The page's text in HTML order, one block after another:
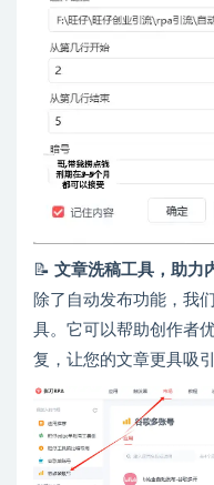
📝 文章洗稿工具，助力
除了自动发布功能，我
具。它可以帮助创作者
复，让您的文章更具吸引